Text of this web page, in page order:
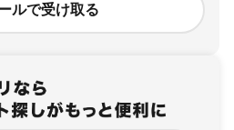
ルで受け取る